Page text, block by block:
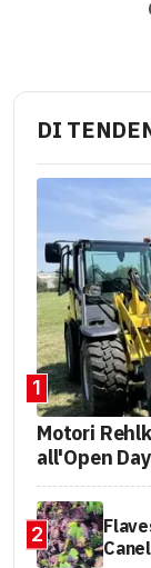
DI
1
Motori
all'Open
2